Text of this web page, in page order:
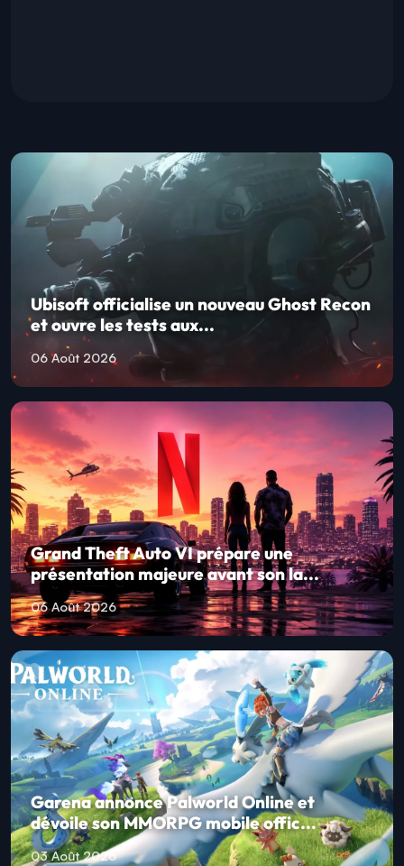
Ubisoft officialise un nouveau Ghost Recon
et ouvre les tests aux...
06 Août 2026
Grand Theft Auto VI prépare une
présentation majeure avant son la...
06 Août 2026
Garena annonce Palworld Online et
dévoile son MMORPG mobile offic...
03 Août 2026